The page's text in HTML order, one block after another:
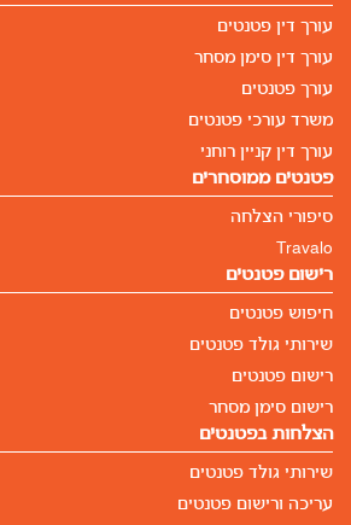
עורך דין פטנטים
עורך דין סימן מסחר
עורך פטנטים
משרד עורכי פטנטים
עורך דין קניין רוחני
פטנטים ממוסחרים
סיפורי הצלחה
Travalo
רישום פטנטים
חיפוש פטנטים
שירותי גולד פטנטים
רישום פטנטים
רישום סימן מסחר
הצלחות בפטנטים
שירותי גולד פטנטים
עריכה ורישום פטנטים